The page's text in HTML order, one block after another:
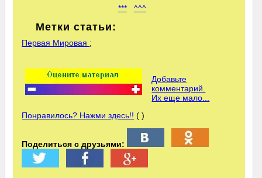
*** ^^^
Метки статьи:
Первая Мировая ;
Добавьте
комментарий.
Их еще мало...
Понравилось? Нажми здесь!! ( )
Поделиться с друзьями: